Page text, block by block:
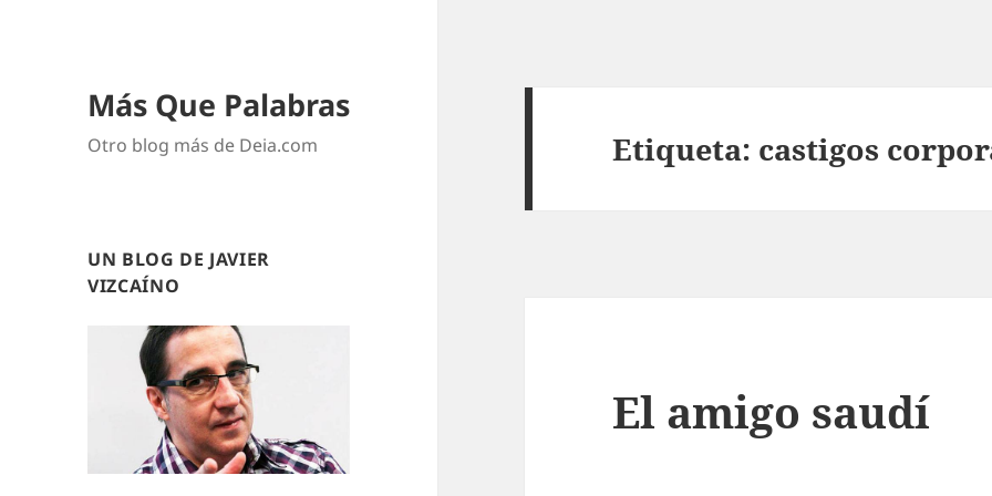
Más Que Palabras
Otro blog más de Deia.com
UN BLOG DE JAVIER
VIZCAÍNO
Etiqueta: castigos
El amigo saudí